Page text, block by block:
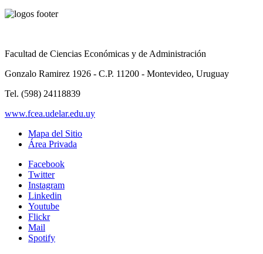
Facultad de Ciencias Económicas y de Administración
Gonzalo Ramirez 1926 - C.P. 11200 - Montevideo, Uruguay
Tel. (598) 24118839
www.fcea.udelar.edu.uy
Mapa del Sitio
Área Privada
Facebook
Twitter
Instagram
Linkedin
Youtube
Flickr
Mail
Spotify